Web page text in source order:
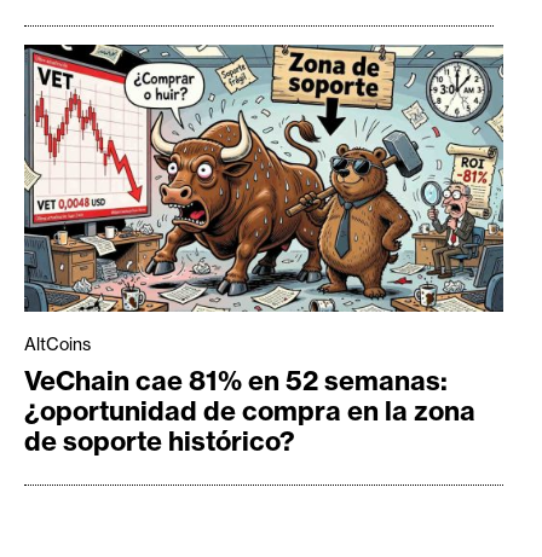
AltCoins
VeChain cae 81% en 52 semanas:
¿oportunidad de compra en la zona
de soporte histórico?